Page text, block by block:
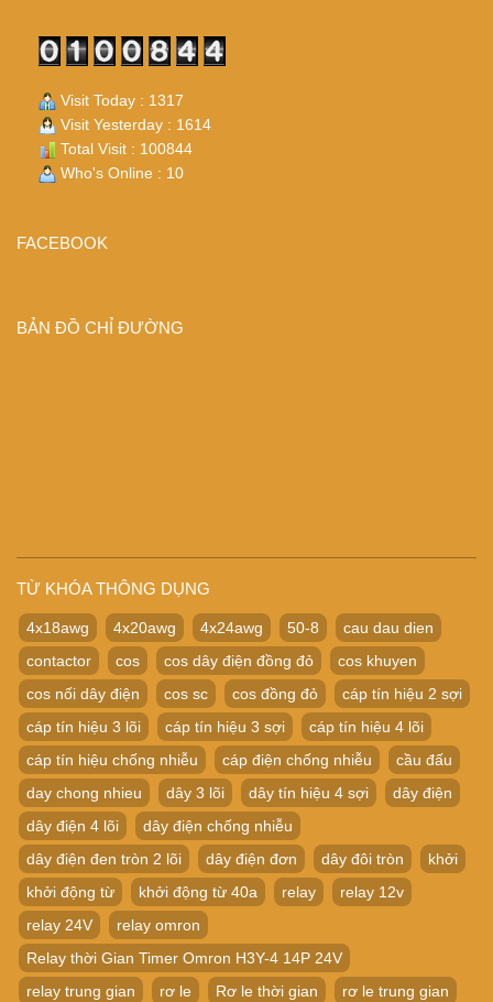
Visit Today : 1317
Visit Yesterday : 1614
Total Visit : 100844
Who's Online : 10
FACEBOOK
BẢN ĐỒ CHỈ ĐƯỜNG
TỪ KHÓA THÔNG DỤNG
4x18awg 4x20awg 4x24awg 50-8
cau dau dien
contactor
cos cos dây điện đồng đỏ
cos khuyen
cos nối dây điện
cos sc cos đồng đỏ
cáp tín hiệu 2 sợi
cáp tín hiệu 3 lõi
cáp tín hiệu 3 sợi
cáp tín hiệu 4 lõi
cáp tín hiệu chống nhiễu
cáp điện chống nhiễu
cầu đấu
day chong nhieu
dây 3 lõi dây tín hiệu 4 sợi
dây điện
dây điện 4 lõi
dây điện chống nhiễu
dây điện đen tròn 2 lõi
dây điện đơn dây đôi tròn
khởi
khởi động từ
khởi động từ 40a relay
relay 12v
relay 24V
relay omron
Relay thời Gian Timer Omron H3Y-4 14P 24V
relay trung gian
rơ le Rơ le thời gian rơ le trung gian